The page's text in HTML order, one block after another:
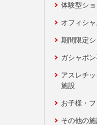
体験型シ
オフィシ
期間限定
ガシャポ
アスレチ
施設
お子様・
その他の